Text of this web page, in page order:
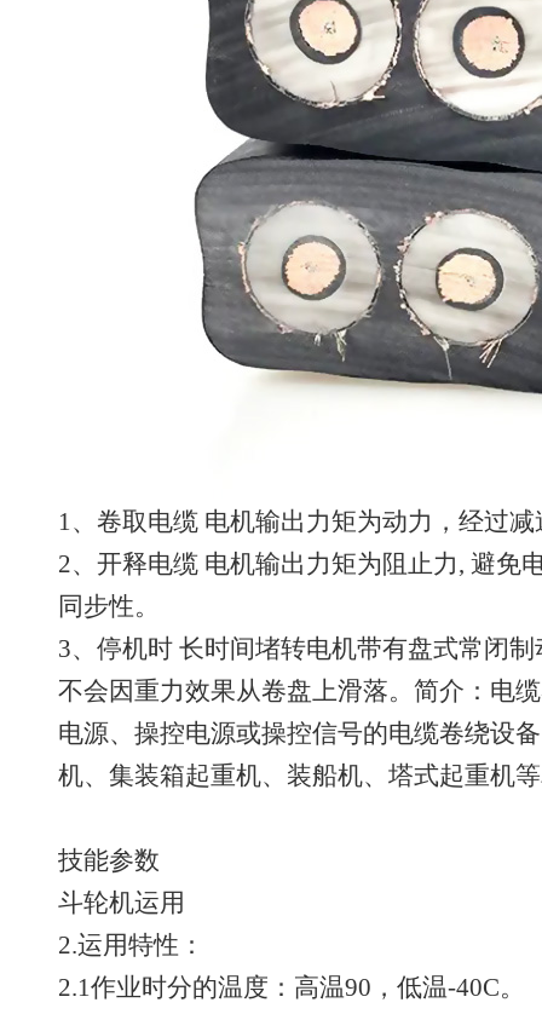
1、卷取电缆 电机输出力矩为动力，经过
2、开释电缆 电机输出力矩为阻止力, 避免
同步性。
3、停机时 长时间堵转电机带有盘式常闭
不会因重力效果从卷盘上滑落。简介：电
电源、操控电源或操控信号的电缆卷绕设
机、集装箱起重机、装船机、塔式起重机
技能参数
斗轮机运用
2.运用特性：
2.1作业时分的温度：高温90，低温-40C。